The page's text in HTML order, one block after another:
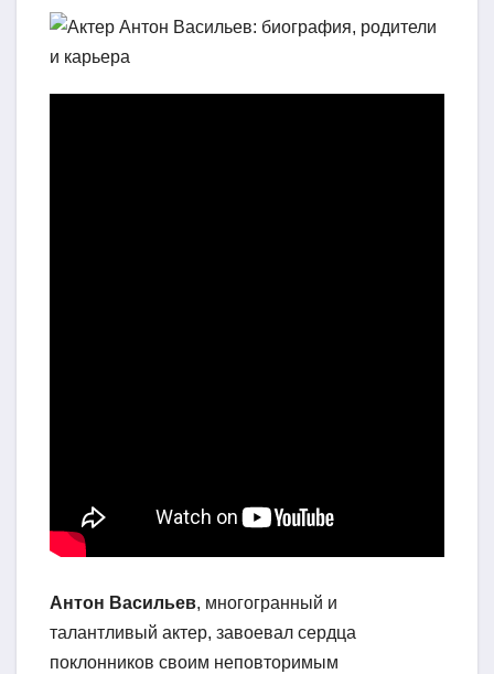
Антон Васильев, многогранный и
талантливый актер, завоевал сердца
поклонников своим неповторимым